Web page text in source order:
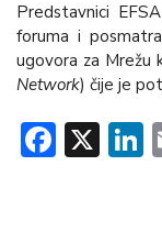
Predstavnici
foruma i
ugovora za Mrežu
Network) čije je
X